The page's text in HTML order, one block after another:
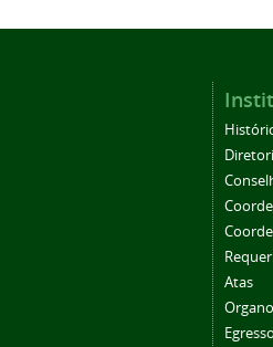
Atas